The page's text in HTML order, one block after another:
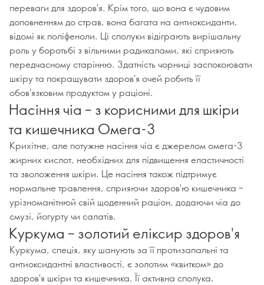
переваги для здоров'я. Крім того, що вона є чудовим
доповненням до страв, вона багата на антиоксиданти,
відомі як поліфеноли. Ці сполуки відіграють вирішальну
роль у боротьбі з вільними радикалами, які сприяють
передчасному старінню. Здатність чорниці заспокоювати
шкіру та покращувати здоров'я очей робить її
обов'язковим продуктом у раціоні.
Насіння чіа – з корисними для шкіри
та кишечника Омега-3
Крихітне, але потужне насіння чіа є джерелом омега-3
жирних кислот, необхідних для підвищення еластичності
та зволоження шкіри. Це насіння також підтримує
нормальне травлення, сприяючи здоров'ю кишечника –
урізноманітнюй свій щоденний раціон, додаючи чіа до
смузі, йогурту чи салатів.
Куркума – золотий еліксир здоров'я
Куркума, спеція, яку шанують за її протизапальні та
антиоксидантні властивості, є золотим «квитком» до
здоров'я шкіри та кишечника. Її активна сполука,